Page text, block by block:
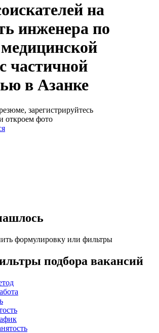
на
инженера по
частичной
в Азанке
зарегистрируйтесь
откроем фото
формулировку или фильтры
подбора вакансий